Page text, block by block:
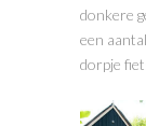
donkere
een
dorpje